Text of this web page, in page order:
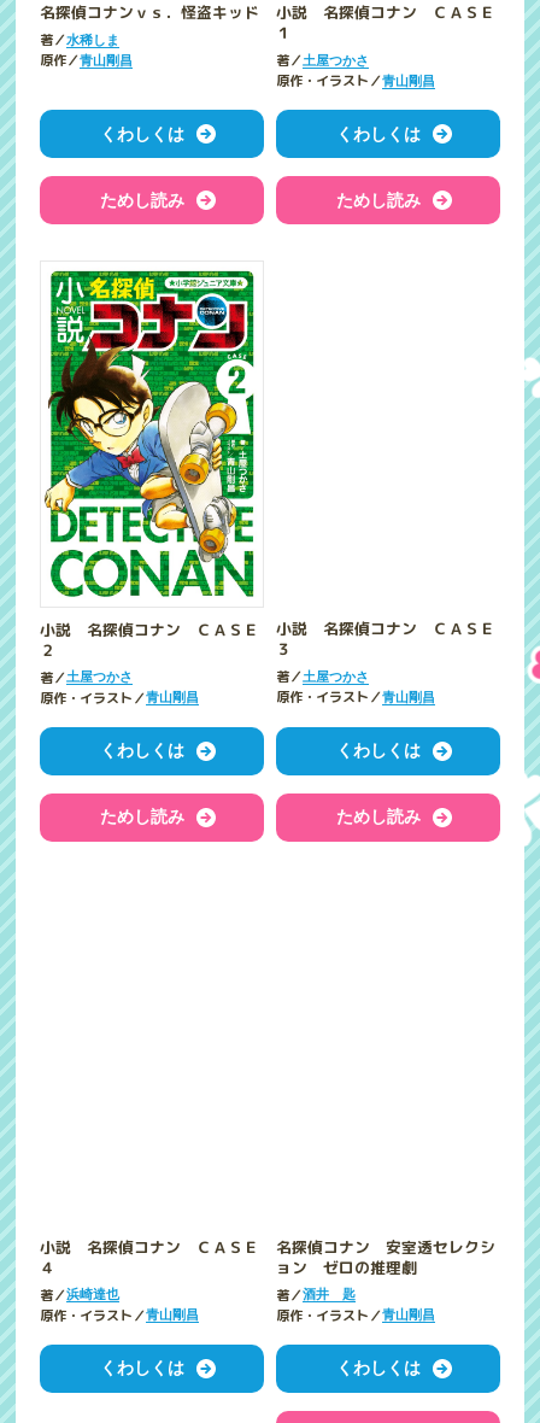
名探偵コナンｖｓ．怪盗キッド
著／水稀しま
原作／青山剛昌
くわしくは
ためし読み
小説 名探偵コナン ＣＡＳＥ
１
著／土屋つかさ
原作・イラスト／青山剛昌
くわしくは
ためし読み
小説 名探偵コナン ＣＡＳＥ
２
著／土屋つかさ
原作・イラスト／青山剛昌
くわしくは
ためし読み
小説 名探偵コナン ＣＡＳＥ
３
著／土屋つかさ
原作・イラスト／青山剛昌
くわしくは
ためし読み
小説 名探偵コナン ＣＡＳＥ
４
著／浜崎達也
原作・イラスト／青山剛昌
くわしくは
名探偵コナン 安室透セレクシ
ョン ゼロの推理劇
著／酒井 匙
原作・イラスト／青山剛昌
くわしくは